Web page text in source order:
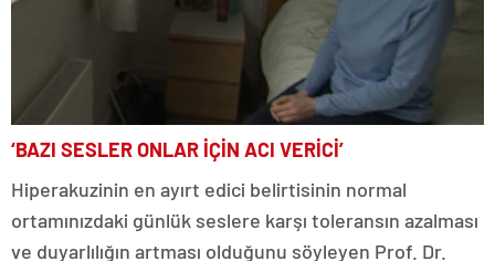
‘BAZI SESLER ONLAR İÇİN ACI VERİCİ’
Hiperakuzinin en ayırt edici belirtisinin normal
ortamınızdaki günlük seslere karşı toleransın azalması
ve duyarlılığın artması olduğunu söyleyen Prof. Dr.